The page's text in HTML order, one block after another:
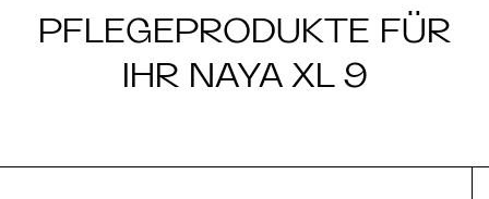
PFLEGEPRODUKTE FÜR
IHR NAYA XL 9